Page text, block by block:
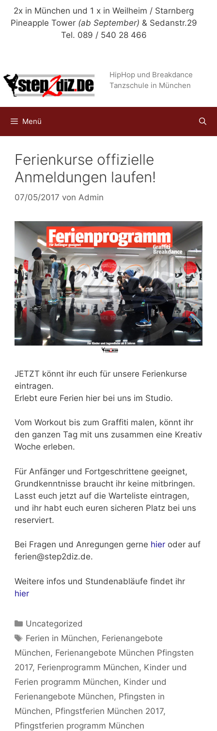
Zum
Inhalt
2x in München und 1 x in Weilheim / Starnberg
Pineapple Tower (ab September) & Sedanstr.29
Tel. 089 / 540 28 466
HipHop und Breakdance
Tanzschule in München
Menü
Ferienkurse offizielle
Anmeldungen laufen!
07/05/2017 von Admin
JETZT könnt ihr euch für unsere Ferienkurse
eintragen.
Erlebt eure Ferien hier bei uns im Studio.
Vom Workout bis zum Graffiti malen, könnt ihr
den ganzen Tag mit uns zusammen eine Kreativ
Woche erleben.
Für Anfänger und Fortgeschrittene geeignet,
Grundkenntnisse braucht ihr keine mitbringen.
Lasst euch jetzt auf die Warteliste eintragen,
und ihr habt euch euren sicheren Platz bei uns
reserviert.
Bei Fragen und Anregungen gerne hier oder auf
ferien@step2diz.de.
Weitere infos und Stundenabläufe findet ihr
hier
Kategorien
Uncategorized
Schlagwörter
Ferien in München, Ferienangebote
München, Ferienangebote München Pfingsten
2017, Ferienprogramm München, Kinder und
Ferien programm München, Kinder und
Ferienangebote München, Pfingsten in
München, Pfingstferien München 2017,
Pfingstferien programm München